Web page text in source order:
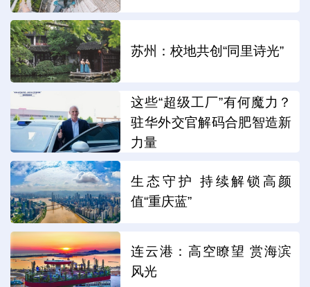
苏州：校地共创“同里诗光”
这些“超级工厂”有何魔力？
驻华外交官解码合肥智造新
力量
生态守护 持续解锁高颜
值“重庆蓝”
连云港：高空瞭望 赏海滨
风光